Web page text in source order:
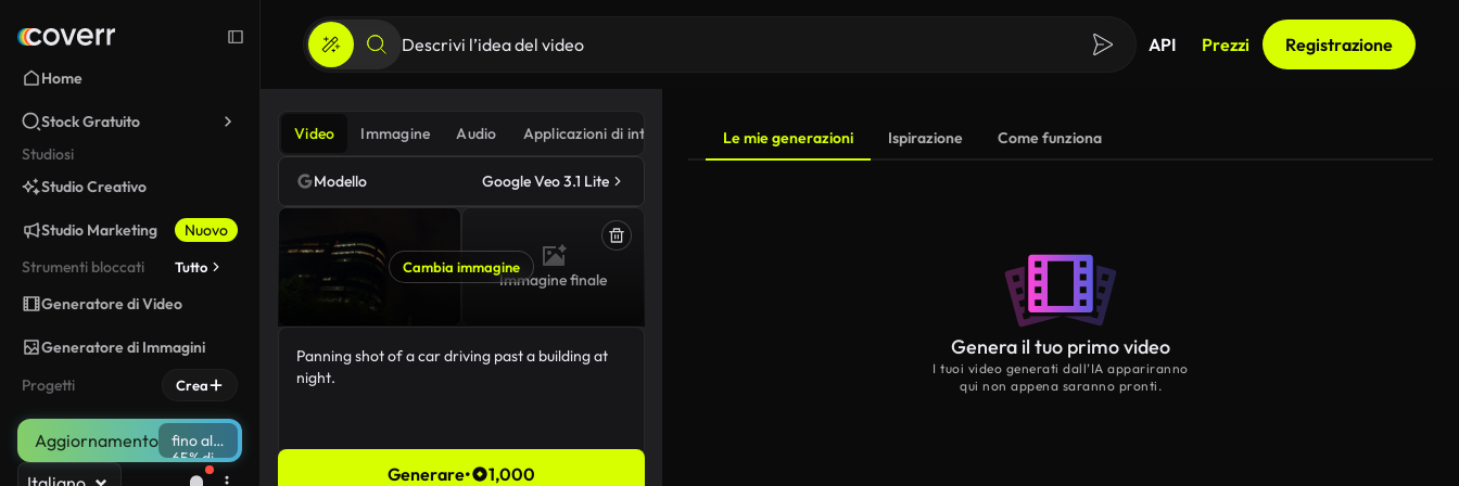
Home
Stock Gratuito
Studiosi
Studio Creativo
Studio Marketing
Nuovo
Strumenti bloccati
Tutto
Generatore di Video
Generatore di Immagini
Progetti
Crea
Aggiornamento
fino al
65% di
sconto
API Prezzi Registrazione
Video Immagine Audio Applicazioni di intelligenza artificiale
Modello Google Veo 3.1 Lite
Cambia immagine
Immagine finale
Generare• 1,000
Le mie generazioni Ispirazione Come funziona
Genera il tuo primo video
I tuoi video generati dall’IA appariranno
qui non appena saranno pronti.